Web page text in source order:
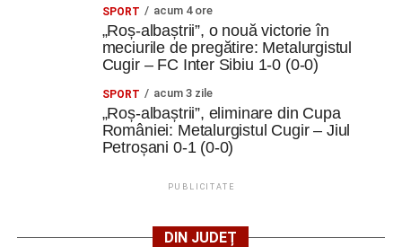
SPORT acum 4 ore
„Roș-albaștrii”, o nouă victorie în
meciurile de pregătire: Metalurgistul
Cugir – FC Inter Sibiu 1-0 (0-0)
SPORT acum 3 zile
„Roș-albaștrii”, eliminare din Cupa
României: Metalurgistul Cugir – Jiul
Petroșani 0-1 (0-0)
PUBLICITATE
DIN JUDEȚ